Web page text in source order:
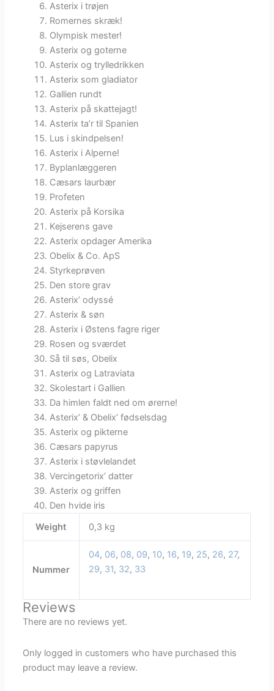
Asterix i trøjen
Romernes skræk!
Olympisk mester!
Asterix og goterne
Asterix og trylledrikken
Asterix som gladiator
Gallien rundt
Asterix på skattejagt!
Asterix ta’r til Spanien
Lus i skindpelsen!
Asterix i Alperne!
Byplanlæggeren
Cæsars laurbær
Profeten
Asterix på Korsika
Kejserens gave
Asterix opdager Amerika
Obelix & Co. ApS
Styrkeprøven
Den store grav
Asterix’ odyssé
Asterix & søn
Asterix i Østens fagre riger
Rosen og sværdet
Så til søs, Obelix
Asterix og Latraviata
Skolestart i Gallien
Da himlen faldt ned om ørerne!
Asterix’ & Obelix’ fødselsdag
Asterix og pikterne
Cæsars papyrus
Asterix i støvlelandet
Vercingetorix’ datter
Asterix og griffen
Den hvide iris
Weight
0,3 kg
Nummer
04, 06, 08, 09, 10, 16, 19, 25, 26, 27,
29, 31, 32, 33
Reviews
There are no reviews yet.
Only logged in customers who have purchased this
product may leave a review.